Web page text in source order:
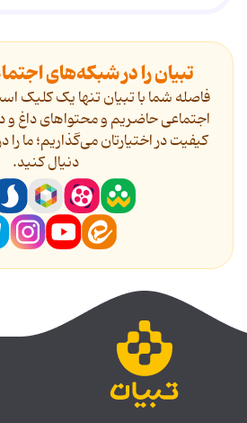
تبیان را در شبکه‌های
فاصله شما با تبیان تنها یک کلیک
اجتماعی حاضریم و محتواهای داغ و
کیفیت در اختیارتان می‌گذاریم؛ ما
دنیال کنید.